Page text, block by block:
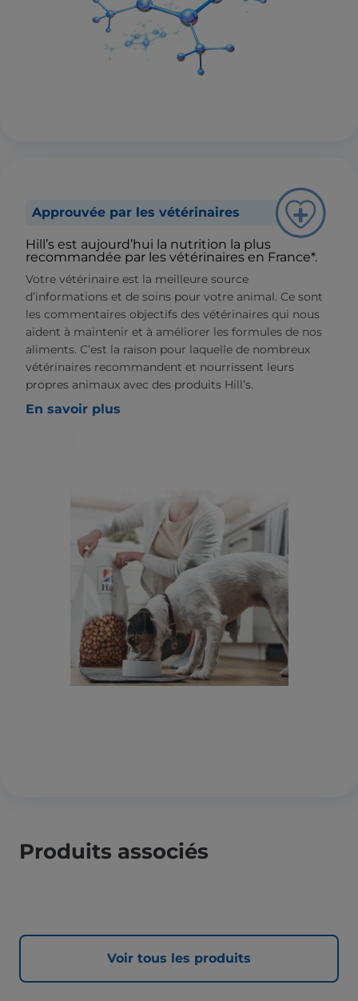
Approuvée par les vétérinaires
Hill’s est aujourd’hui la nutrition la plus
recommandée par les vétérinaires en France*.
Votre vétérinaire est la meilleure source
d’informations et de soins pour votre animal. Ce sont
les commentaires objectifs des vétérinaires qui nous
aident à maintenir et à améliorer les formules de nos
aliments. C’est la raison pour laquelle de nombreux
vétérinaires recommandent et nourrissent leurs
propres animaux avec des produits Hill’s.
En savoir plus
Produits associés
Voir tous les produits